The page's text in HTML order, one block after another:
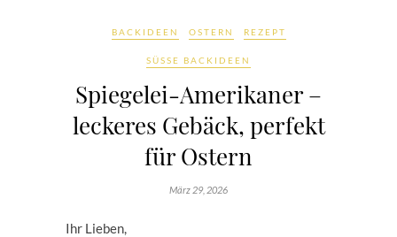
BACKIDEEN OSTERN REZEPT
SÜSSE BACKIDEEN
Spiegelei-Amerikaner –
leckeres Gebäck, perfekt
für Ostern
März 29, 2026
Ihr Lieben,